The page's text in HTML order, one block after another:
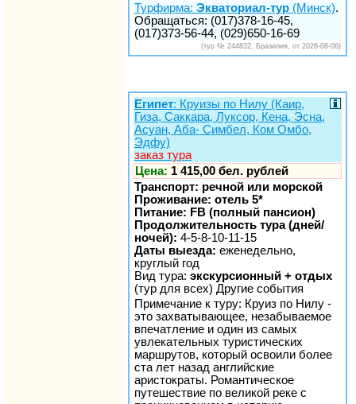
Турфирма: Экваториал-тур (Минск).
Обращаться: (017)378-16-45,
(017)373-56-44, (029)650-16-69
(тур № 244832, Бразилия, от 2026-08-06)
Египет: Круизы по Нилу (Каир,
Гиза, Саккара, Луксор, Кена, Эсна,
Асуан, Аба- Симбел, Ком Омбо,
Эдфу)
заказ тура
Цена: 1 415,00 бел. рублей
Транспорт: речной или морской
Проживание: отель 5*
Питание: FB (полный пансион)
Продолжительность тура (дней/
ночей): 4-5-8-10-11-15
Даты выезда: еженедельно,
круглый год
Вид тура: экскурсионный + отдых
(тур для всех) Другие события
Примечание к туру: Круиз по Нилу -
это захватывающее, незабываемое
впечатление и один из самых
увлекательных туристических
маршрутов, который освоили более
ста лет назад английские
аристократы. Романтическое
путешествие по великой реке с